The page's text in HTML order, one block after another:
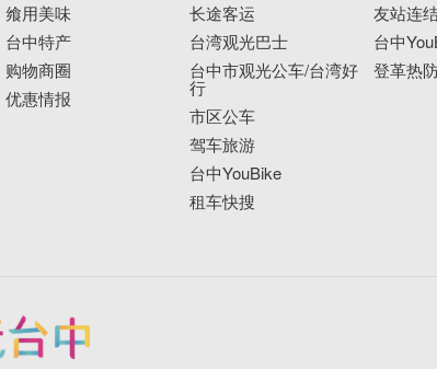
飨用美味
台中特产
购物商圈
优惠情报
长途客运
台湾观光巴士
台中市观光公车/台湾好
行
市区公车
驾车旅游
台中YouBike
租车快搜
友站连
台中
登革热